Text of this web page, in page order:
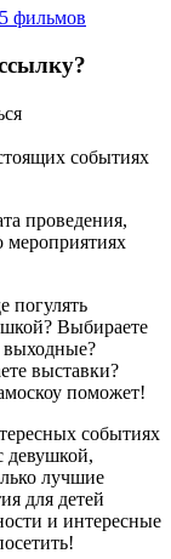
5 фильмов
событиях
проведения,
погулять
Выбираете
выходные?
выставки?
поможет!
событиях
девушкой,
лучшие
для детей
и интересные